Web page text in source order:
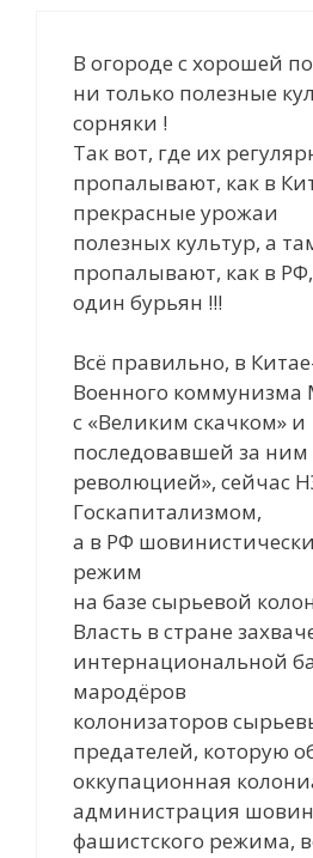
В огороде с хорошей
ни только полезные
сорняки !
Так вот, где их
пропалывают, как в
прекрасные урожаи
полезных культур, а
пропалывают, как в
один бурьян !!!
Всё правильно, в
Военного коммунизма
с «Великим скачком» и
последовавшей за ним
революцией», сейчас
Госкапитализмом,
а в РФ
режим
на базе сырьевой
Власть в стране
интернациональной
мародёров
колонизаторов
предателей, которую
оккупационная
администрация
фашистского режима,